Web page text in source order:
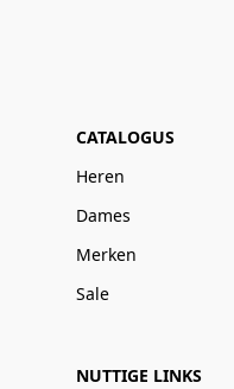
CATALOGUS
Heren
Dames
Merken
Sale
NUTTIGE LINKS